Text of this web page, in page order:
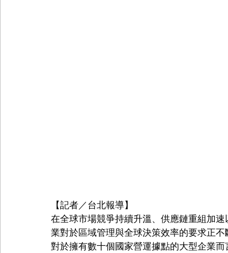
【記者／台北報導】
在全球市場競爭持續升溫、供應鏈重組加
業對於區域管理與全球決策效率的要求正不
對於擁有數十個國家營運據點的大型企業